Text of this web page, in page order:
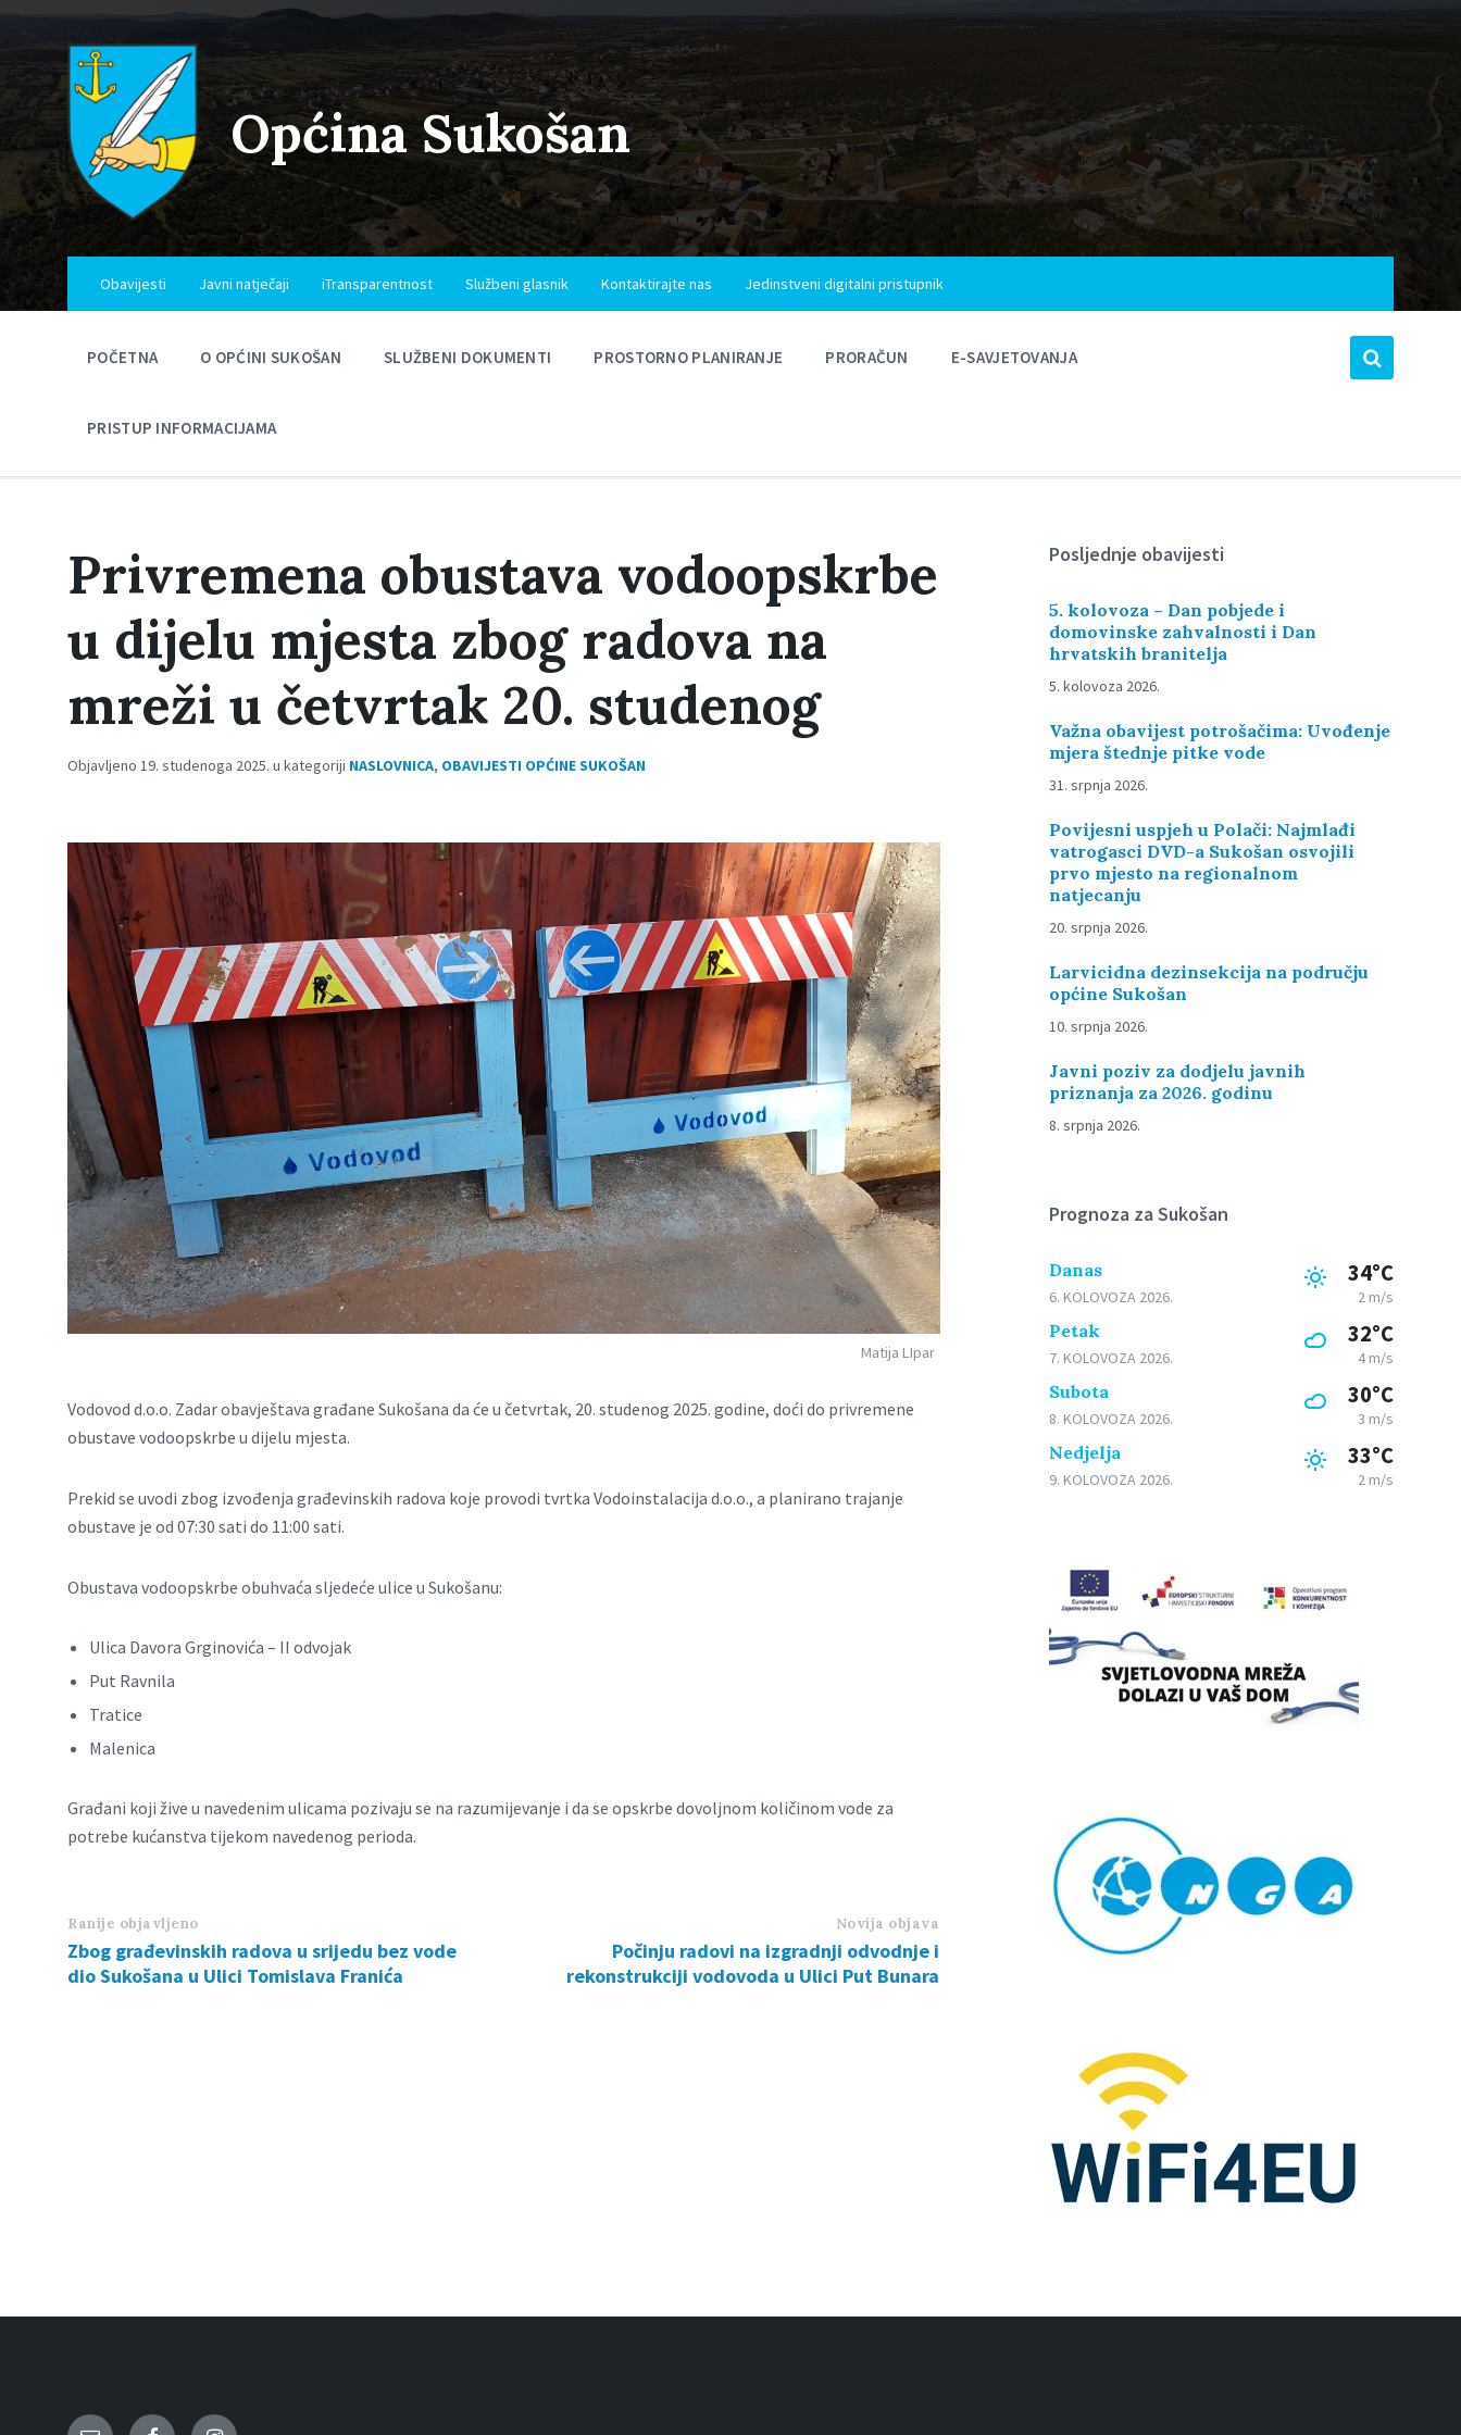
navigation
Općina Sukošan
Obavijesti Javni natječaji iTransparentnost Službeni glasnik Kontaktirajte nas Jedinstveni digitalni pristupnik
POČETNA O OPĆINI SUKOŠAN SLUŽBENI DOKUMENTI PROSTORNO PLANIRANJE PRORAČUN E-SAVJETOVANJA
PRISTUP INFORMACIJAMA
Privremena obustava vodoopskrbe
u dijelu mjesta zbog radova na
mreži u četvrtak 20. studenog
Objavljeno 19. studenoga 2025. u kategoriji NASLOVNICA, OBAVIJESTI OPĆINE SUKOŠAN
Matija LIpar
Vodovod d.o.o. Zadar obavještava građane Sukošana da će u četvrtak, 20. studenog 2025. godine, doći do privremene
obustave vodoopskrbe u dijelu mjesta.
Prekid se uvodi zbog izvođenja građevinskih radova koje provodi tvrtka Vodoinstalacija d.o.o., a planirano trajanje
obustave je od 07:30 sati do 11:00 sati.
Obustava vodoopskrbe obuhvaća sljedeće ulice u Sukošanu:
Ulica Davora Grginovića – II odvojak
Put Ravnila
Tratice
Malenica
Građani koji žive u navedenim ulicama pozivaju se na razumijevanje i da se opskrbe dovoljnom količinom vode za
potrebe kućanstva tijekom navedenog perioda.
Ranije objavljeno
Zbog građevinskih radova u srijedu bez vode
dio Sukošana u Ulici Tomislava Franića
Novija objava
Počinju radovi na izgradnji odvodnje i
rekonstrukciji vodovoda u Ulici Put Bunara
Posljednje obavijesti
5. kolovoza – Dan pobjede i
domovinske zahvalnosti i Dan
hrvatskih branitelja
5. kolovoza 2026.
Važna obavijest potrošačima: Uvođenje
mjera štednje pitke vode
31. srpnja 2026.
Povijesni uspjeh u Polači: Najmlađi
vatrogasci DVD-a Sukošan osvojili
prvo mjesto na regionalnom
natjecanju
20. srpnja 2026.
Larvicidna dezinsekcija na području
općine Sukošan
10. srpnja 2026.
Javni poziv za dodjelu javnih
priznanja za 2026. godinu
8. srpnja 2026.
Prognoza za Sukošan
Danas
6. KOLOVOZA 2026.
34°C
2 m/s
Petak
7. KOLOVOZA 2026.
32°C
4 m/s
Subota
8. KOLOVOZA 2026.
30°C
3 m/s
Nedjelja
9. KOLOVOZA 2026.
33°C
2 m/s